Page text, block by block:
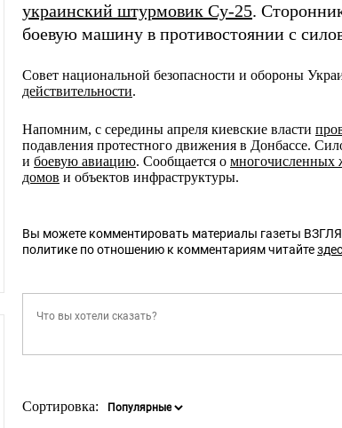
украинский штурмовик Су-25.
боевую машину в противостоянии с
Совет национальной безопасности и обороны
действительности.
Напомним, с середины апреля киевские власти
подавления протестного движения в Донбассе.
и боевую авиацию. Сообщается о многочисленных
домов и объектов инфраструктуры.
Вы можете комментировать материалы газеты
политике по отношению к комментариям читайте
Сортировка: